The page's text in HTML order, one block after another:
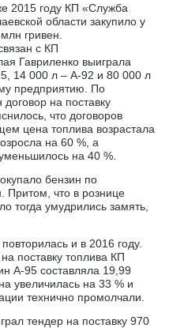
2015 году КП «Служба
области закупило у
гривен.
с КП
Гавриленко выиграла
14 000 л – А-92 и 80 000 л
предприятию. По
на поставку
что договоров
цена топлива возрастала
на 60 %, а
на 40 %.
бензин по
Притом, что в рознице
тогда умудрились замять,
и в 2016 году.
поставку топлива КП
А-95 составляла 19,99
увеличилась на 33 % и
технично промолчали.
тендер на поставку 970